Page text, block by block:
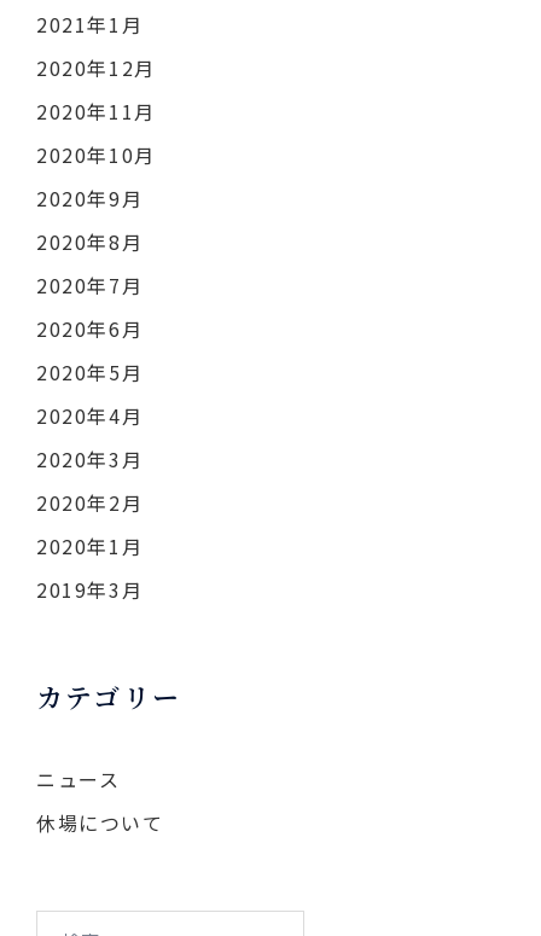
2021年1月
2020年12月
2020年11月
2020年10月
2020年9月
2020年8月
2020年7月
2020年6月
2020年5月
2020年4月
2020年3月
2020年2月
2020年1月
2019年3月
カテゴリー
ニュース
休場について